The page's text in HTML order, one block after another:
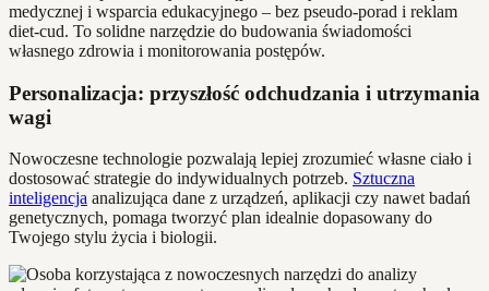
medycznej i wsparcia edukacyjnego – bez pseudo-porad i reklam
diet-cud. To solidne narzędzie do budowania świadomości
własnego zdrowia i monitorowania postępów.
Personalizacja: przyszłość odchudzania i utrzymania
wagi
Nowoczesne technologie pozwalają lepiej zrozumieć własne ciało i
dostosować strategie do indywidualnych potrzeb. Sztuczna
inteligencja analizująca dane z urządzeń, aplikacji czy nawet badań
genetycznych, pomaga tworzyć plan idealnie dopasowany do
Twojego stylu życia i biologii.